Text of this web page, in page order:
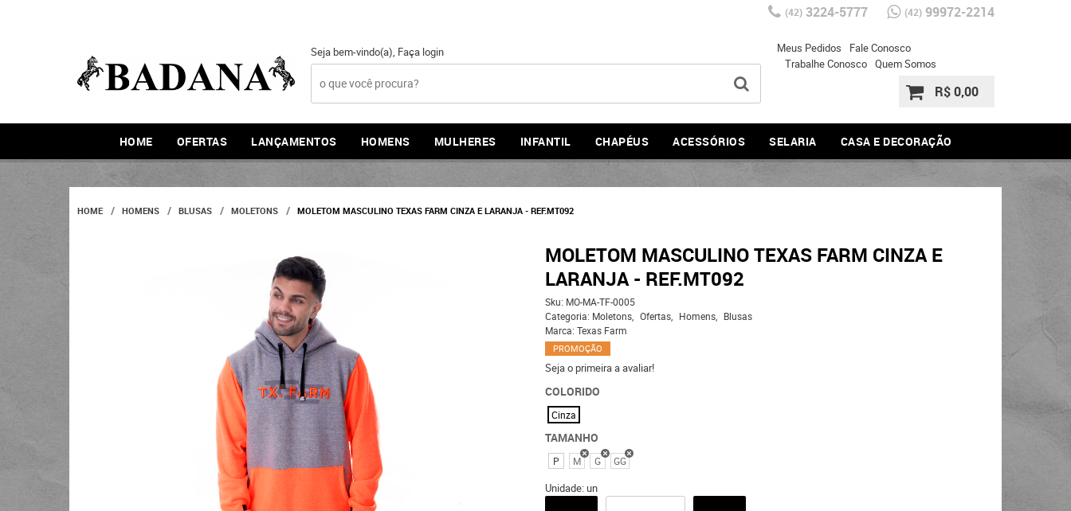
(42)3224-5777 (42)99972-2214
Seja bem-vindo(a), Faça login Meus Pedidos
Fale Conosco
Trabalhe Conosco Quem Somos
R$ 0,00
HOME OFERTAS LANÇAMENTOS HOMENS MULHERES INFANTIL CHAPÉUS ACESSÓRIOS SELARIA CASA E DECORAÇÃO
HOME HOMENS BLUSAS MOLETONS MOLETOM MASCULINO TEXAS FARM CINZA E LARANJA - REF.MT092
MOLETOM MASCULINO TEXAS FARM CINZA E
LARANJA - REF.MT092
Sku: MO-MA-TF-0005
Categoria: Moletons Ofertas Homens
Blusas
Marca: Texas Farm
PROMOÇÃO
Seja o primeira a avaliar!
COLORIDO
Cinza
TAMANHO
P M G GG
Unidade: un